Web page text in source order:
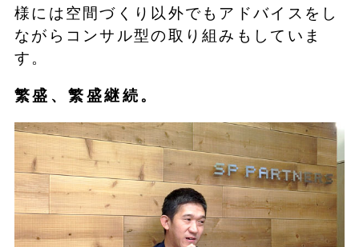
様には空間づくり以外でもアドバイスをし
ながらコンサル型の取り組みもしていま
す。
繁盛、繁盛継続。